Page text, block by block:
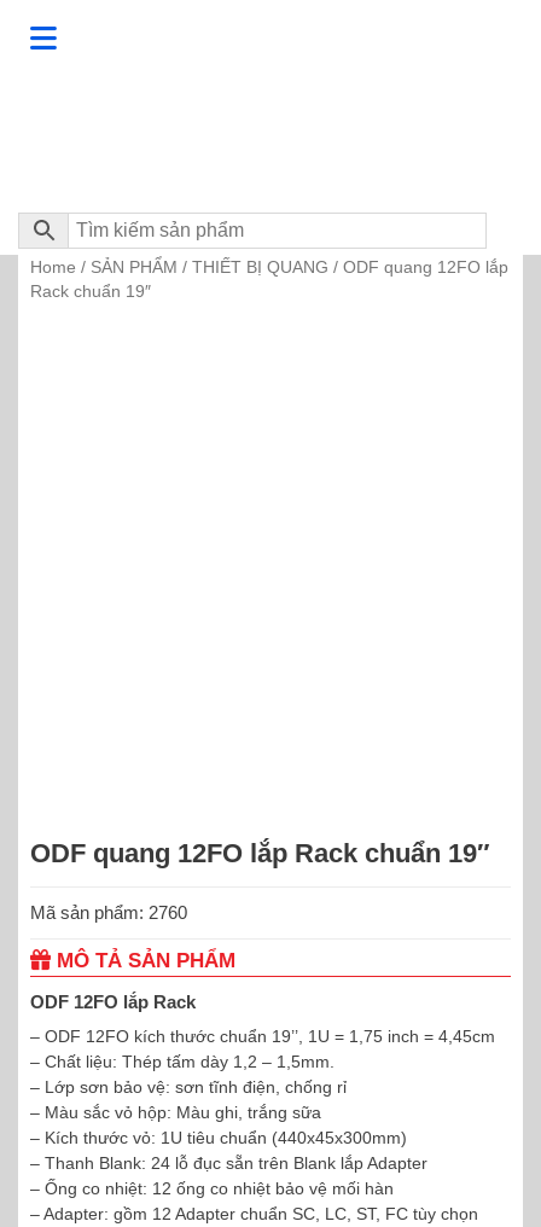
Home / SẢN PHẨM / THIẾT BỊ QUANG / ODF quang 12FO lắp
Rack chuẩn 19″
ODF quang 12FO lắp Rack chuẩn 19″
Mã sản phẩm: 2760
MÔ TẢ SẢN PHẨM
ODF 12FO lắp Rack
– ODF 12FO kích thước chuẩn 19’’, 1U = 1,75 inch = 4,45cm
– Chất liệu: Thép tấm dày 1,2 – 1,5mm.
– Lớp sơn bảo vệ: sơn tĩnh điện, chống rỉ
– Màu sắc vỏ hộp: Màu ghi, trắng sữa
– Kích thước vỏ: 1U tiêu chuẩn (440x45x300mm)
– Thanh Blank: 24 lỗ đục sẵn trên Blank lắp Adapter
– Ống co nhiệt: 12 ống co nhiệt bảo vệ mối hàn
– Adapter: gồm 12 Adapter chuẩn SC, LC, ST, FC tùy chọn